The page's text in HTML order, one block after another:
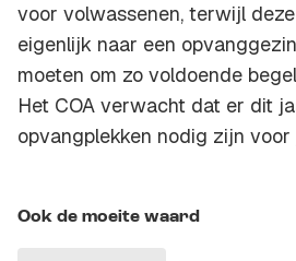
voor volwassenen, terwijl
eigenlijk naar een
moeten om zo voldoende
Het COA verwacht dat er dit
opvangplekken nodig zijn voor
Ook de moeite waard